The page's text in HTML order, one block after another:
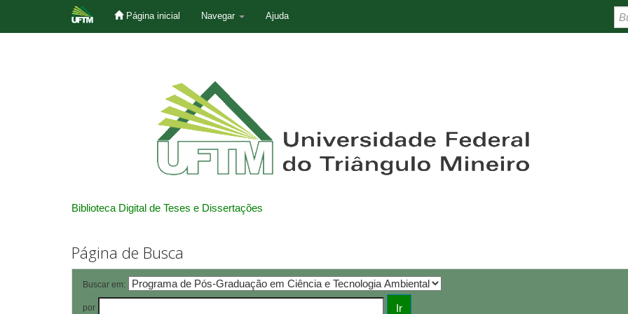
Página inicial Navegar Ajuda
Biblioteca Digital de Teses e Dissertações
Página de Busca
Buscar em:
por